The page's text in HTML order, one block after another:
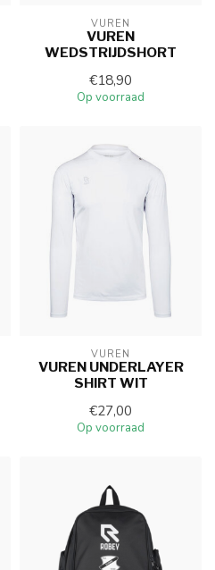
VUREN
VUREN
WEDSTRIJDSHORT
€18,90
Op voorraad
VUREN
VUREN UNDERLAYER
SHIRT WIT
€27,00
Op voorraad